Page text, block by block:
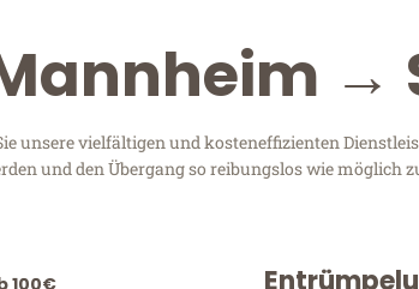
→
unsere vielfältigen und kosteneffizienten
und den Übergang so reibungslos wie möglich